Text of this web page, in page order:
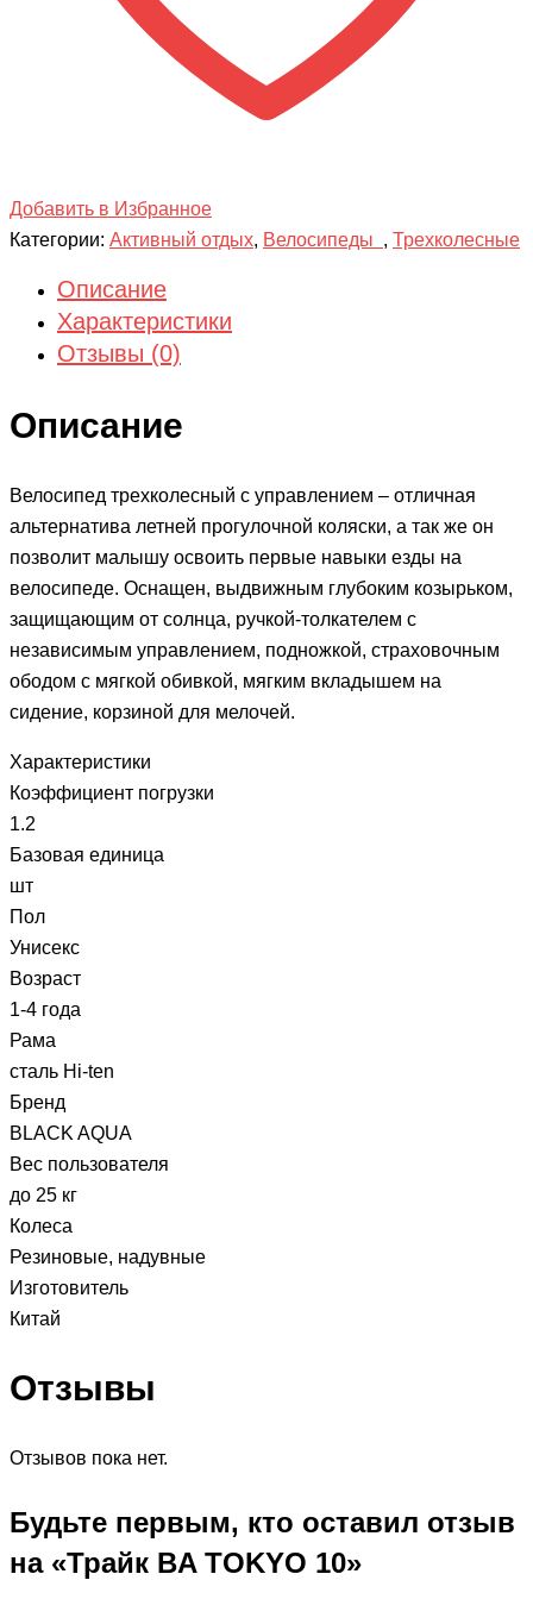
Добавить в Избранное
Категории: Активный отдых, Велосипеды , Трехколесные
Описание
Характеристики
Отзывы (0)
Описание
Велосипед трехколесный с управлением – отличная
альтернатива летней прогулочной коляски, а так же он
позволит малышу освоить первые навыки езды на
велосипеде. Оснащен, выдвижным глубоким козырьком,
защищающим от солнца, ручкой-толкателем с
независимым управлением, подножкой, страховочным
ободом с мягкой обивкой, мягким вкладышем на
сидение, корзиной для мелочей.
Характеристики
Коэффициент погрузки
1.2
Базовая единица
шт
Пол
Унисекс
Возраст
1-4 года
Рама
сталь Hi-ten
Бренд
BLACK AQUA
Вес пользователя
до 25 кг
Колеса
Резиновые, надувные
Изготовитель
Китай
Отзывы
Отзывов пока нет.
Будьте первым, кто оставил отзыв
на «Трайк BA TOKYO 10»